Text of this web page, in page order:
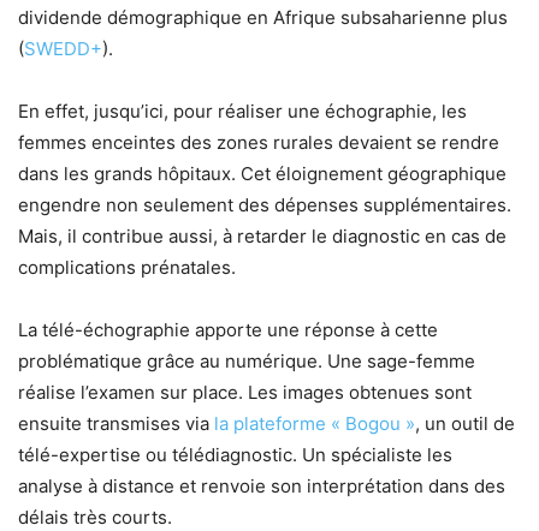
dividende démographique en Afrique subsaharienne plus
(SWEDD+).
En effet, jusqu’ici, pour réaliser une échographie, les
femmes enceintes des zones rurales devaient se rendre
dans les grands hôpitaux. Cet éloignement géographique
engendre non seulement des dépenses supplémentaires.
Mais, il contribue aussi, à retarder le diagnostic en cas de
complications prénatales.
La télé-échographie apporte une réponse à cette
problématique grâce au numérique. Une sage-femme
réalise l’examen sur place. Les images obtenues sont
ensuite transmises via la plateforme « Bogou », un outil de
télé-expertise ou télédiagnostic. Un spécialiste les
analyse à distance et renvoie son interprétation dans des
délais très courts.